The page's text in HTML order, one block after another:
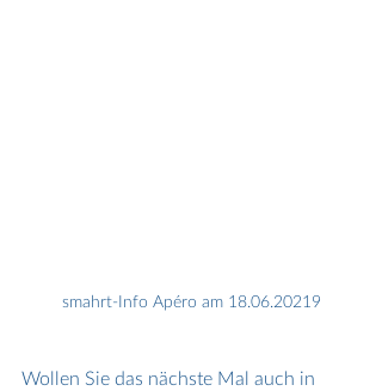
smahrt-Info Apéro am 18.06.20219
Wollen Sie das nächste Mal auch in